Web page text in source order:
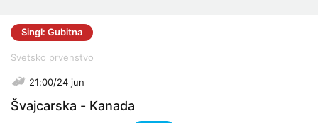
Singl: Gubitna
Svetsko prvenstvo
21:00/24 jun
Švajcarska - Kanada